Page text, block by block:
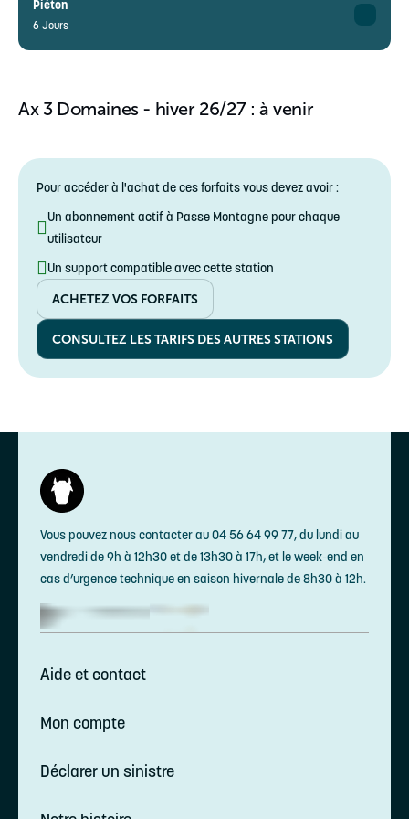
18-74 ans
Enfant
Piéton
6 Jours
5-17 ans
Ax 3 Domaines - hiver 26/27 : à venir
Pour accéder à l'achat de ces forfaits vous devez avoir :
Un abonnement actif à Passe Montagne pour chaque
utilisateur
Un support compatible avec cette station
ACHETEZ VOS FORFAITS
CONSULTEZ LES TARIFS DES AUTRES STATIONS
Vous pouvez nous contacter au 04 56 64 99 77, du lundi au
vendredi de 9h à 12h30 et de 13h30 à 17h, et le week-end en
cas d’urgence technique en saison hivernale de 8h30 à 12h.
Aide et contact
Mon compte
Déclarer un sinistre